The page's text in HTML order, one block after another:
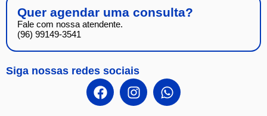
Quer agendar uma consulta?
Fale com nossa atendente.
(96) 99149-3541
Siga nossas redes sociais